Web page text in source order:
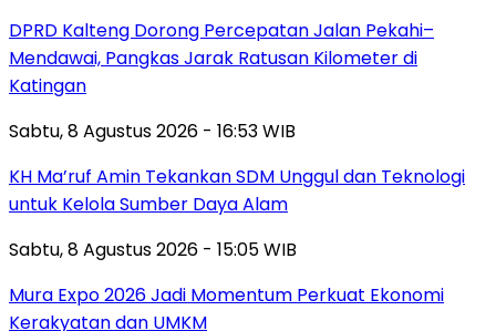
DPRD Kalteng Dorong Percepatan Jalan Pekahi–
Mendawai, Pangkas Jarak Ratusan Kilometer di
Katingan
Sabtu, 8 Agustus 2026 - 16:53 WIB
KH Ma’ruf Amin Tekankan SDM Unggul dan Teknologi
untuk Kelola Sumber Daya Alam
Sabtu, 8 Agustus 2026 - 15:05 WIB
Mura Expo 2026 Jadi Momentum Perkuat Ekonomi
Kerakyatan dan UMKM